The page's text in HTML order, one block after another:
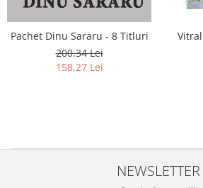
Pachet Dinu Sararu - 8 Titluri
200,34 Lei
158,27 Lei
NEWSLETTER